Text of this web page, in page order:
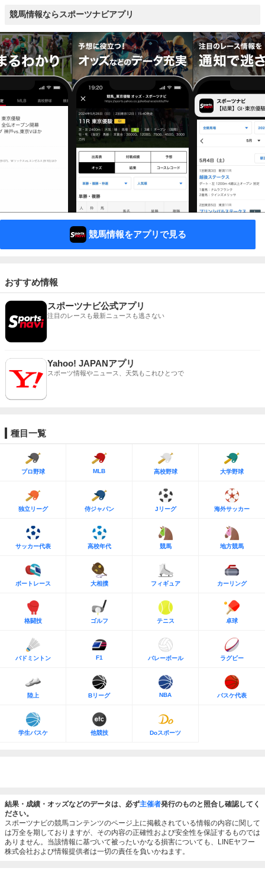
競馬情報ならスポーツナビアプリ
競馬情報をアプリで見る
おすすめ情報
スポーツナビ公式アプリ
注目のレースも最新ニュースも逃さない
Yahoo! JAPANアプリ
スポーツ情報やニュース、天気もこれひとつで
種目一覧
プロ野球 MLB 高校野球 大学野球
独立リーグ 侍ジャパン Jリーグ 海外サッカー
サッカー代表 高校年代 競馬 地方競馬
ボートレース 大相撲 フィギュア カーリング
格闘技 ゴルフ テニス 卓球
バドミントン F1 バレーボール ラグビー
陸上 Bリーグ NBA バスケ代表
学生バスケ 他競技 Doスポーツ
結果・成績・オッズなどのデータは、必ず主催者発行のものと照合し確認してく
ださい。
スポーツナビの競馬コンテンツのページ上に掲載されている情報の内容に関して
は万全を期しておりますが、その内容の正確性および安全性を保証するものでは
ありません。当該情報に基づいて被ったいかなる損害についても、LINEヤフー
株式会社および情報提供者は一切の責任を負いかねます。